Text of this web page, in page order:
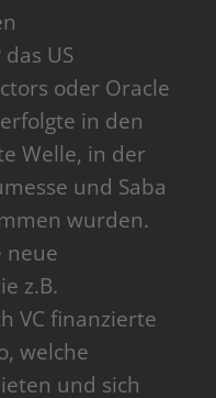
US
oder Oracle
in den
Welle, in der
und Saba
wurden.
neue
z.B.
VC finanzierte
welche
und sich